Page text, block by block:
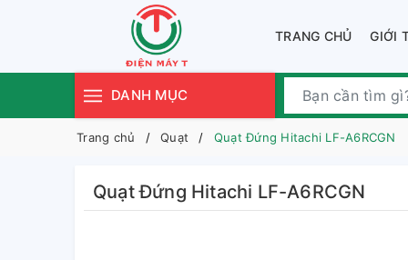
TRANG CHỦ GIỚI
DANH MỤC
Trang chủ Quạt Quạt Đứng Hitachi LF-A6RCGN
Quạt Đứng Hitachi LF-A6RCGN